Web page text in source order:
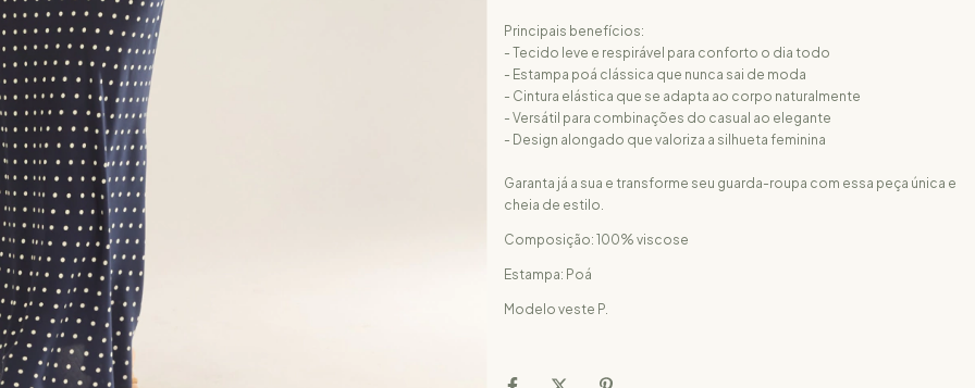
Principais benefícios:
- Tecido leve e respirável para conforto o dia todo
- Estampa poá clássica que nunca sai de moda
- Cintura elástica que se adapta ao corpo naturalmente
- Versátil para combinações do casual ao elegante
- Design alongado que valoriza a silhueta feminina
Garanta já a sua e transforme seu guarda-roupa com essa peça única e
cheia de estilo.
Composição: 100% viscose
Estampa: Poá
Modelo veste P.